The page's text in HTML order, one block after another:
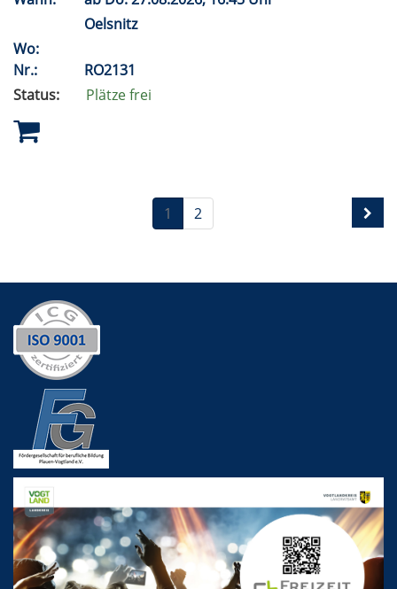
Oelsnitz
Wo:
Nr.:
RO2131
Status:
Plätze frei
1 2